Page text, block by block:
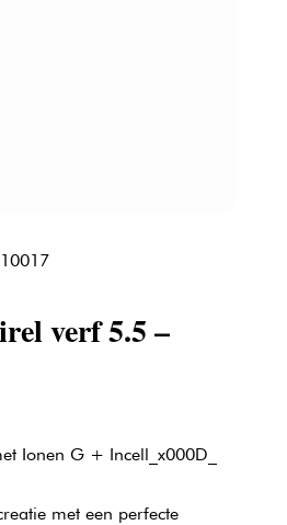
verf 5.5 –
Ionen G + Incell_x000D_
met een perfecte